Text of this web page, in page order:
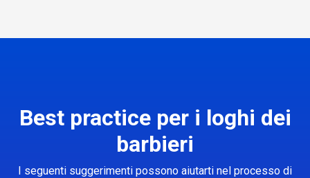
Best practice per i loghi dei
barbieri
I seguenti suggerimenti possono aiutarti nel processo di